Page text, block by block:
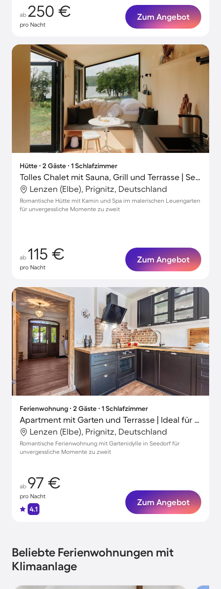
ab 250 €
pro Nacht
Zum Angebot
Hütte ∙ 2 Gäste ∙ 1 Schlafzimmer
Tolles Chalet mit Sauna, Grill und Terrasse | Seeblick | Ideal für Homeoffice
Lenzen (Elbe), Prignitz, Deutschland
Romantische Hütte mit Kamin und Spa im malerischen Leuengarten
für unvergessliche Momente zu zweit
ab 115 €
pro Nacht
Zum Angebot
Ferienwohnung ∙ 2 Gäste ∙ 1 Schlafzimmer
Apartment mit Garten und Terrasse | Ideal für Homeoffice
Lenzen (Elbe), Prignitz, Deutschland
Romantische Ferienwohnung mit Gartenidylle in Seedorf für
unvergessliche Momente zu zweit
ab 97 €
pro Nacht
4.1
Zum Angebot
Beliebte Ferienwohnungen mit
Klimaanlage